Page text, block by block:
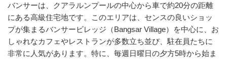
バンサーは、クアラルンプールの中心から車で約20分の距離
にある高級住宅地です。このエリアは、センスの良いショッ
プが集まるバンサービレッジ（Bangsar Village）を中心に、お
しゃれなカフェやレストランが多数立ち並び、駐在員たちに
非常に人気があります。特に、毎週日曜日の夕方5時から始ま